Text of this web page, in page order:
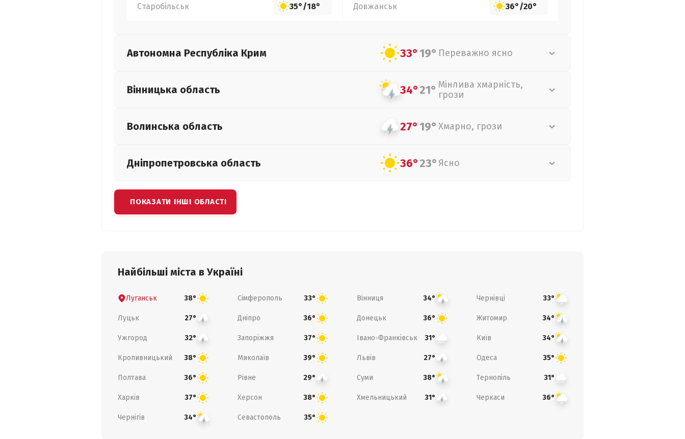
Старобільськ 35°/18° Довжанськ 36°/20°
Автономна Республіка Крим 33°19° Переважно ясно
Вінницька область 34°21° Мінлива хмарність,
грози
Волинська область 27°19° Хмарно, грози
Дніпропетровська область 36°23° Ясно
ПОКАЗАТИ ІНШІ ОБЛАСТІ
Найбільші міста в Україні
Луганськ 38° Сімферополь 33° Вінниця 34° Чернівці 33°
Луцьк 27° Дніпро 36° Донецьк 36° Житомир 34°
Ужгород 32° Запоріжжя 37° Івано-Франківськ 31° Київ 34°
Кропивницький 38° Миколаїв 39° Львів 27° Одеса 35°
Полтава 36° Рівне 29° Суми 38° Тернопіль 31°
Харків 37° Херсон 38° Хмельницький 31° Черкаси 36°
Чернігів 34° Севастополь 35°